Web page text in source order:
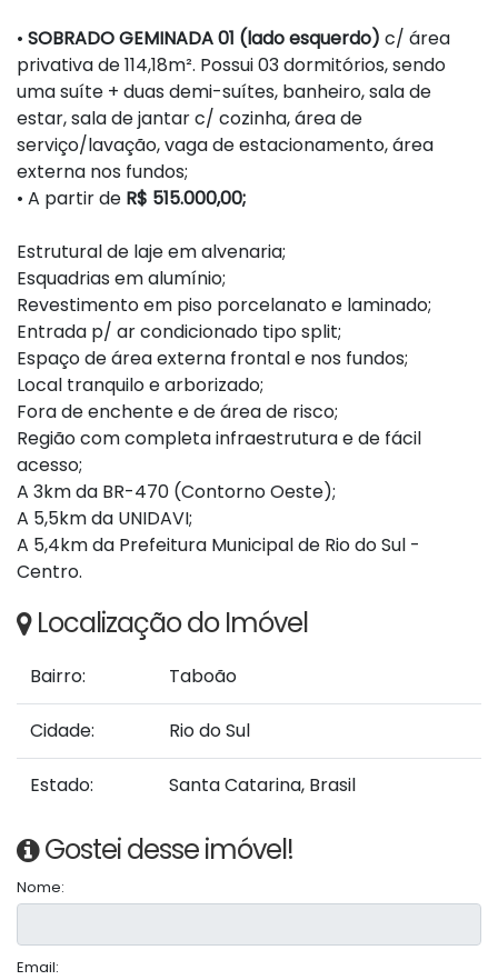
• SOBRADO GEMINADA 01 (lado esquerdo) c/ área
privativa de 114,18m². Possui 03 dormitórios, sendo
uma suíte + duas demi-suítes, banheiro, sala de
estar, sala de jantar c/ cozinha, área de
serviço/lavação, vaga de estacionamento, área
externa nos fundos;
• A partir de R$ 515.000,00;
Estrutural de laje em alvenaria;
Esquadrias em alumínio;
Revestimento em piso porcelanato e laminado;
Entrada p/ ar condicionado tipo split;
Espaço de área externa frontal e nos fundos;
Local tranquilo e arborizado;
Fora de enchente e de área de risco;
Região com completa infraestrutura e de fácil
acesso;
A 3km da BR-470 (Contorno Oeste);
A 5,5km da UNIDAVI;
A 5,4km da Prefeitura Municipal de Rio do Sul -
Centro.
Localização do Imóvel
Bairro: Taboão
Cidade: Rio do Sul
Estado: Santa Catarina, Brasil
Gostei desse imóvel!
Nome:
Email: